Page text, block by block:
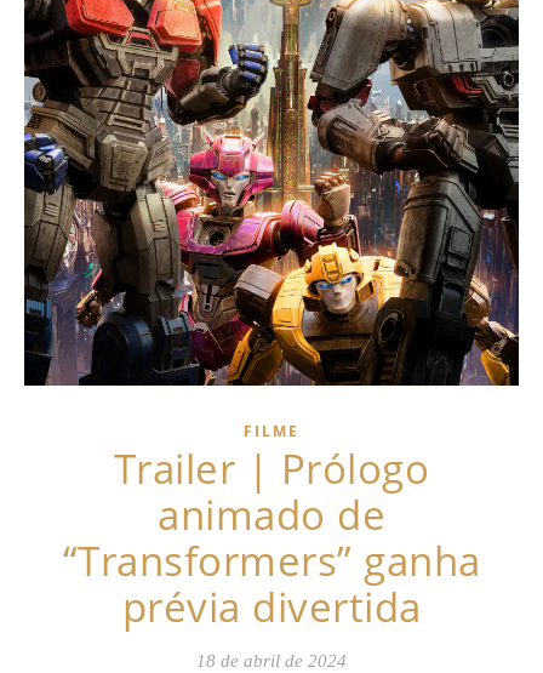
FILME
Trailer | Prólogo
animado de
“Transformers” ganha
prévia divertida
18 de abril de 2024